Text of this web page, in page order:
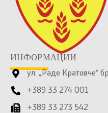
ИНФОРМАЦИИ
ул. „Раде Кратовче“
+389 33 274 001
+389 33 273 542